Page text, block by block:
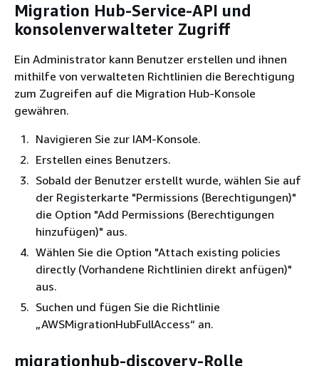
Migration Hub-Service-API und
konsolenverwalteter Zugriff
Ein Administrator kann Benutzer erstellen und ihnen
mithilfe von verwalteten Richtlinien die Berechtigung
zum Zugreifen auf die Migration Hub-Konsole
gewähren.
Navigieren Sie zur IAM-Konsole.
Erstellen eines Benutzers.
Sobald der Benutzer erstellt wurde, wählen Sie auf
der Registerkarte "Permissions (Berechtigungen)"
die Option "Add Permissions (Berechtigungen
hinzufügen)" aus.
Wählen Sie die Option "Attach existing policies
directly (Vorhandene Richtlinien direkt anfügen)"
aus.
Suchen und fügen Sie die Richtlinie
„AWSMigrationHubFullAccess“ an.
migrationhub-discovery-Rolle